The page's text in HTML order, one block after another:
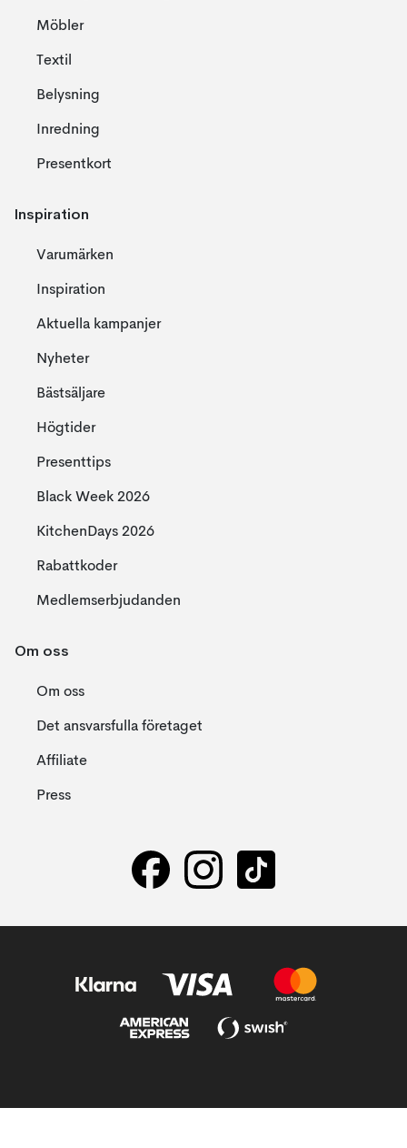
Möbler
Textil
Belysning
Inredning
Presentkort
Inspiration
Varumärken
Inspiration
Aktuella kampanjer
Nyheter
Bästsäljare
Högtider
Presenttips
Black Week 2026
KitchenDays 2026
Rabattkoder
Medlemserbjudanden
Om oss
Om oss
Det ansvarsfulla företaget
Affiliate
Press